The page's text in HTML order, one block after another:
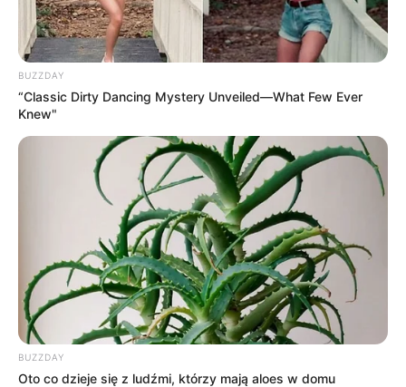
OBSERWUJ NAS W GOOGLE NEWS, BY BYĆ NA
Twitter Google+
21 Jump Street 300 4 4K UHD
Co nowego na
4K UHD?
Diuna Działa Navarony
Ghost in the Shell
Kevin sam w domu
Kroniki Riddicka
Steelbook
Superman: The Man of Tomorrow
UHD
V jak Vendetta
Westworld
Wydania
BUZZDAY
“Classic Dirty Dancing Mystery Unveiled—What Few Ever
Knew"
BUZZDAY
Oto co dzieje się z ludźmi, którzy mają aloes w domu